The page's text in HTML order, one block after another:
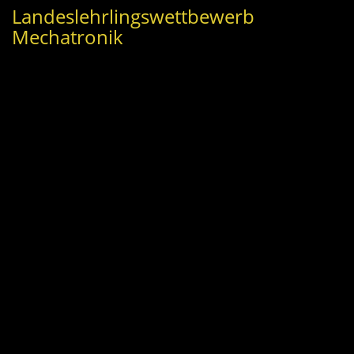
Landeslehrlingswettbewerb
Mechatronik